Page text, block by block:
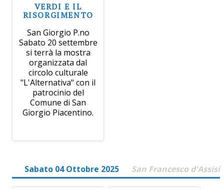
VERDI E IL
RISORGIMENTO
San Giorgio P.no
Sabato 20 settembre
si terrà la mostra
organizzata dal
circolo culturale
"L'Alternativa" con il
patrocinio del
Comune di San
Giorgio Piacentino.
Sabato 04 Ottobre 2025 San Francesco d'Assisi